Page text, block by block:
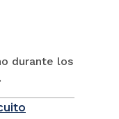
durante los